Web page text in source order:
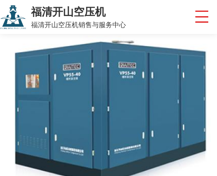
福清开山空压机
福清开山空压机销售与服务中心